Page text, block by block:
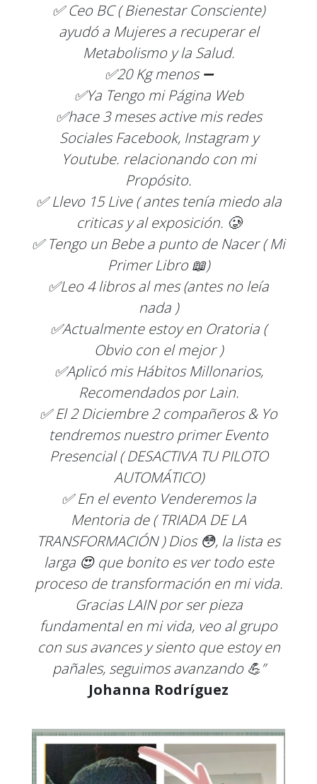
✅ Ceo BC ( Bienestar Consciente)
ayudó a Mujeres a recuperar el
Metabolismo y la Salud.
✅20 Kg menos ➖
✅Ya Tengo mi Página Web
✅hace 3 meses active mis redes
Sociales Facebook, Instagram y
Youtube. relacionando con mi
Propósito.
✅ Llevo 15 Live ( antes tenía miedo ala
criticas y al exposición. 🥲
✅ Tengo un Bebe a punto de Nacer ( Mi
Primer Libro 📖)
✅Leo 4 libros al mes (antes no leía
nada )
✅Actualmente estoy en Oratoria (
Obvio con el mejor )
✅Aplicó mis Hábitos Millonarios,
Recomendados por Lain.
✅ El 2 Diciembre 2 compañeros & Yo
tendremos nuestro primer Evento
Presencial ( DESACTIVA TU PILOTO
AUTOMÁTICO)
✅ En el evento Venderemos la
Mentoria de ( TRIADA DE LA
TRANSFORMACIÓN ) Dios 😳, la lista es
larga 😍 que bonito es ver todo este
proceso de transformación en mi vida.
Gracias LAIN por ser pieza
fundamental en mi vida, veo al grupo
con sus avances y siento que estoy en
pañales, seguimos avanzando 💪”
Johanna Rodríguez